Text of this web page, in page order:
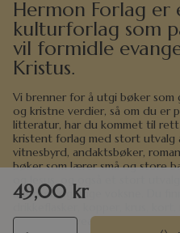
49,00 kr
Hermon Forlag er
kulturforlag som
vil formidle
Kristus.
Vi brenner for å utgi bøker som
og kristne verdier, så om du er
litteratur, har du kommet til
kristent forlag med stort utvalg
vitnesbyrd, andaktsbøker,
bøker som lærer små og store
ungdom og unge voksne. Du
og andre gaveartikler i det